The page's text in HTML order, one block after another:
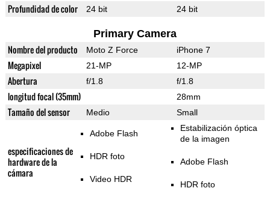
Profundidad de color 24 bit 24 bit
Primary Camera
Nombre del producto Moto Z Force iPhone 7
Megapixel 21-MP 12-MP
Abertura f/1.8 f/1.8
longitud focal (35mm) 28mm
Tamaño del sensor Medio Small
especificaciones de
hardware de la
cámara
Adobe Flash
HDR foto
Video HDR
Estabilización óptica
de la imagen
Adobe Flash
HDR foto